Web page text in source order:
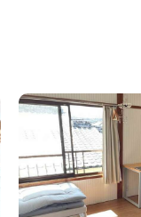
五島C邸
シェアハウス
【港から徒歩15分】
徒歩で完結できる島
この家からの距離 1km